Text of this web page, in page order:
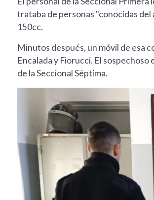
trataba de personas "conocidas
150cc.
Minutos después, un móvil de esa
Encalada y Fiorucci. El
de la Seccional Séptima.